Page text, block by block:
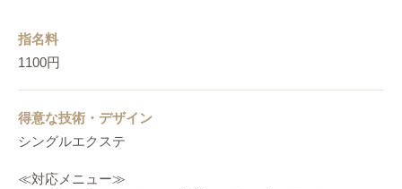
指名料
1100円
得意な技術・デザイン
シングルエクステ
≪対応メニュー≫